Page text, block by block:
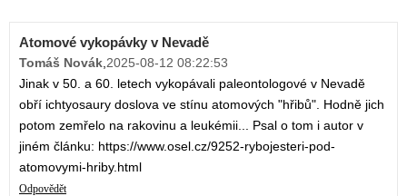
Atomové vykopávky v Nevadě
Tomáš Novák 2025-08-12 08:22:53
Jinak v 50. a 60. letech vykopávali paleontologové v Nevadě
obří ichtyosaury doslova ve stínu atomových "hřibů". Hodně jich
potom zemřelo na rakovinu a leukémii... Psal o tom i autor v
jiném článku: https://www.osel.cz/9252-rybojesteri-pod-
atomovymi-hriby.html
Odpovědět